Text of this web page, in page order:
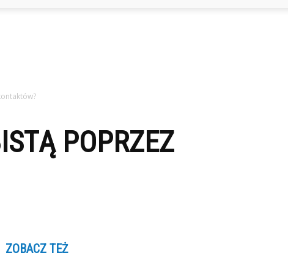
POPRZEZ
ZOBACZ TEŻ